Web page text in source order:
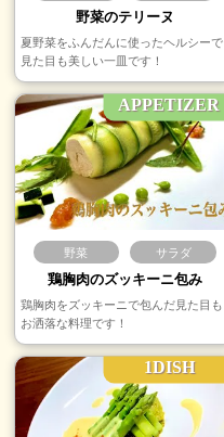
野菜のテリーヌ
夏野菜をふんだんに使ったヘルシーで
見た目も美しい一皿です！
APPETIZER
野菜 サラダ
鶏胸肉のズッキーニ包み
鶏胸肉をズッキーニで包んだ見た目も
お洒落な料理です！
1DISH